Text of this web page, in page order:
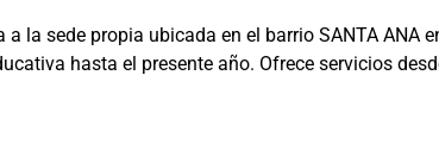
a la sede propia ubicada en el barrio SANTA ANA
hasta el presente año. Ofrece servicios